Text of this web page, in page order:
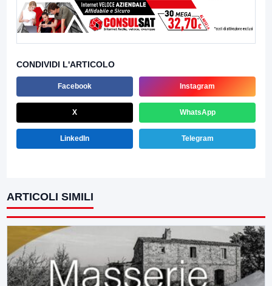
CONDIVIDI L'ARTICOLO
Facebook Instagram
X WhatsApp
LinkedIn Telegram
ARTICOLI SIMILI